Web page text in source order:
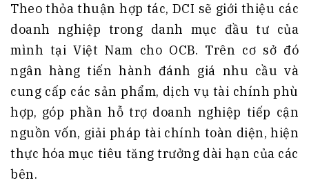
Theo thỏa thuận hợp tác, DCI sẽ giới thiệu các
doanh nghiệp trong danh mục đầu tư của
mình tại Việt Nam cho OCB. Trên cơ sở đó
ngân hàng tiến hành đánh giá nhu cầu và
cung cấp các sản phẩm, dịch vụ tài chính phù
hợp, góp phần hỗ trợ doanh nghiệp tiếp cận
nguồn vốn, giải pháp tài chính toàn diện, hiện
thực hóa mục tiêu tăng trưởng dài hạn của các
bên.